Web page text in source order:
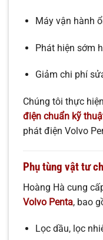
Máy vận hành
Phát hiện sớm
Giảm chi phí
Chúng tôi thực hiện
điện chuẩn kỹ
phát điện Volvo
Phụ tùng vật tư
Hoàng Hà cung
Volvo Penta, bao
Lọc dầu, lọc